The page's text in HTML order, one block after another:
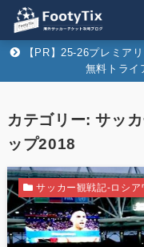
【PR】25-26プレミア
無料トラ
カテゴリー:サッ
ップ2018
サッカー観戦記-ロシ